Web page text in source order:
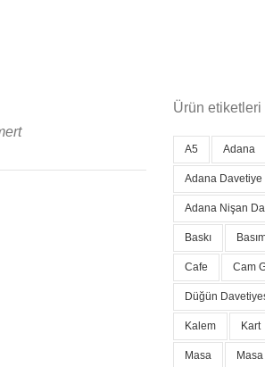
Ürün etiketleri
A5 Adana
Adana Davetiye
Adana Nişan
Baskı
Cafe Cam
Düğün
Kalem Kart
Masa Masa